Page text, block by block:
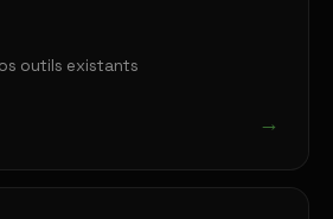
outils existants
→